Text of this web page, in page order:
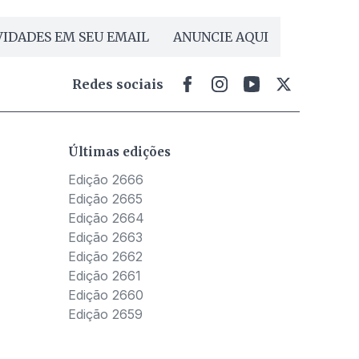
EM SEU EMAIL ANUNCIE AQUI
Redes sociais
Últimas edições
Edição 2666
Edição 2665
Edição 2664
Edição 2663
Edição 2662
Edição 2661
Edição 2660
Edição 2659